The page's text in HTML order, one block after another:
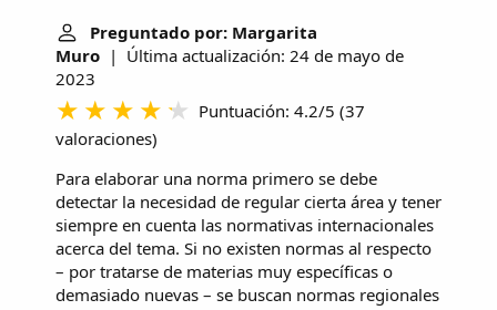
Preguntado por: Margarita
Muro | Última actualización: 24 de mayo de
2023
Puntuación: 4.2/5 (37
valoraciones)
Para elaborar una norma primero se debe
detectar la necesidad de regular cierta área y tener
siempre en cuenta las normativas internacionales
acerca del tema. Si no existen normas al respecto
– por tratarse de materias muy específicas o
demasiado nuevas – se buscan normas regionales